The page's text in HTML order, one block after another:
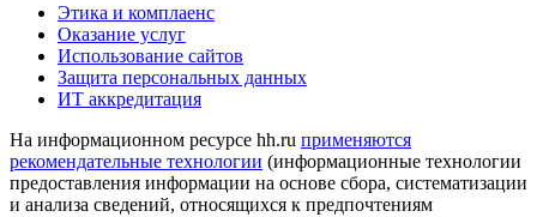
Этика и комплаенс
Оказание услуг
Использование сайтов
Защита персональных данных
ИТ аккредитация
На информационном ресурсе hh.ru применяются
рекомендательные технологии (информационные технологии
предоставления информации на основе сбора, систематизации
и анализа сведений, относящихся к предпочтениям